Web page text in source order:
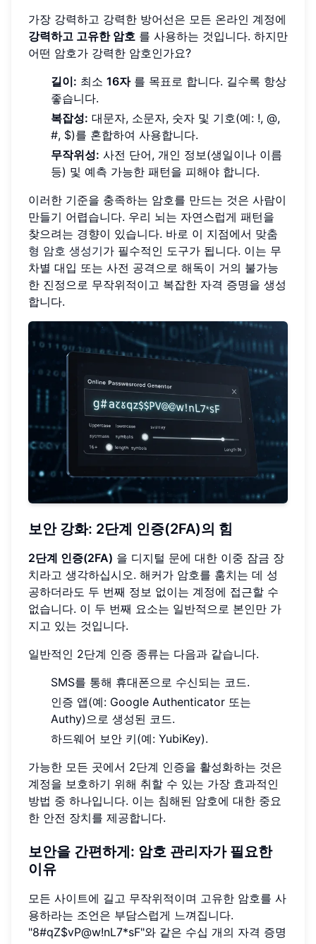
가장 강력하고 강력한 방어선은 모든 온라인 계정에
강력하고 고유한 암호 를 사용하는 것입니다. 하지만
어떤 암호가 강력한 암호인가요?
길이: 최소 16자를 목표로 합니다. 길수록 항상
좋습니다.
복잡성: 대문자, 소문자, 숫자 및 기호(예: !, @,
#, $)를 혼합하여 사용합니다.
무작위성: 사전 단어, 개인 정보(생일이나 이름
등) 및 예측 가능한 패턴을 피해야 합니다.
이러한 기준을 충족하는 암호를 만드는 것은 사람이
만들기 어렵습니다. 우리 뇌는 자연스럽게 패턴을
찾으려는 경향이 있습니다. 바로 이 지점에서 맞춤
형 암호 생성기가 필수적인 도구가 됩니다. 이는 무
차별 대입 또는 사전 공격으로 해독이 거의 불가능
한 진정으로 무작위적이고 복잡한 자격 증명을 생성
합니다.
보안 강화: 2단계 인증(2FA)의 힘
2단계 인증(2FA) 을 디지털 문에 대한 이중 잠금 장
치라고 생각하십시오. 해커가 암호를 훔치는 데 성
공하더라도 두 번째 정보 없이는 계정에 접근할 수
없습니다. 이 두 번째 요소는 일반적으로 본인만 가
지고 있는 것입니다.
일반적인 2단계 인증 종류는 다음과 같습니다.
SMS를 통해 휴대폰으로 수신되는 코드.
인증 앱(예: Google Authenticator 또는
Authy)으로 생성된 코드.
하드웨어 보안 키(예: YubiKey).
가능한 모든 곳에서 2단계 인증을 활성화하는 것은
계정을 보호하기 위해 취할 수 있는 가장 효과적인
방법 중 하나입니다. 이는 침해된 암호에 대한 중요
한 안전 장치를 제공합니다.
보안을 간편하게: 암호 관리자가 필요한
이유
모든 사이트에 길고 무작위적이며 고유한 암호를 사
용하라는 조언은 부담스럽게 느껴집니다.
"8#qZ$vP@w!nL7*sF"와 같은 수십 개의 자격 증명